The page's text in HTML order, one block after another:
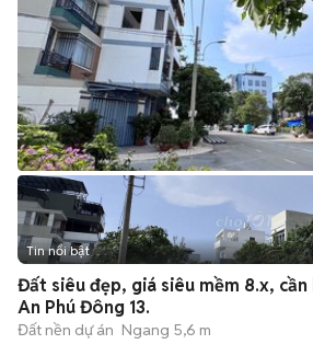
Tin nổi bật
Đất siêu đẹp, giá siêu mềm 8.x,
An Phú Đông 13.
Đất nền dự án Ngang 5,6 m